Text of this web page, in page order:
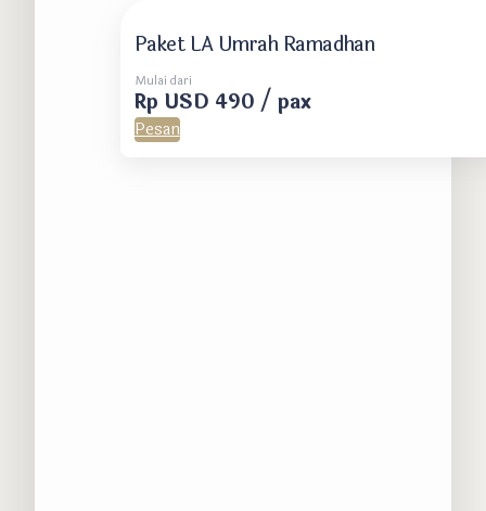
Paket LA Umrah Ramadhan
Mulai dari
Rp USD 490 / pax
Pesan